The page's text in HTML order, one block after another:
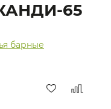
65
барные